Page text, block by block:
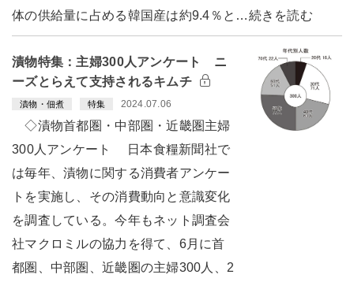
体の供給量に占める韓国産は約9.4％と…続きを読む
漬物特集：主婦300人アンケート ニ
ーズとらえて支持されるキムチ
漬物・佃煮 特集 2024.07.06
◇漬物首都圏・中部圏・近畿圏主婦
300人アンケート 日本食糧新聞社で
は毎年、漬物に関する消費者アンケー
トを実施し、その消費動向と意識変化
を調査している。今年もネット調査会
社マクロミルの協力を得て、6月に首
都圏、中部圏、近畿圏の主婦300人、2